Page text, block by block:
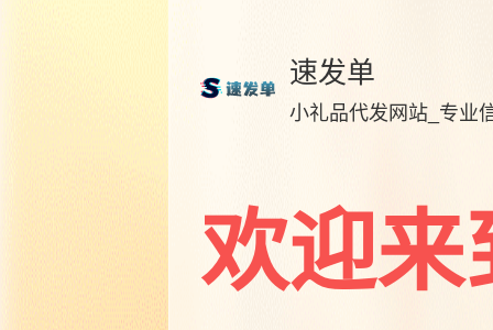
速发单
小礼品代发网站_专业
欢迎来